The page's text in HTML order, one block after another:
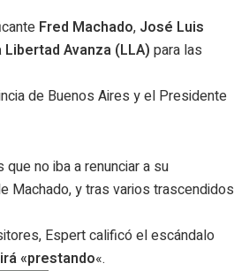
Fred Machado, José Luis
Libertad Avanza (LLA) para las
de Buenos Aires y el Presidente
no iba a renunciar a su
Machado, y tras varios trascendidos
Espert calificó el escándalo
«prestando«.